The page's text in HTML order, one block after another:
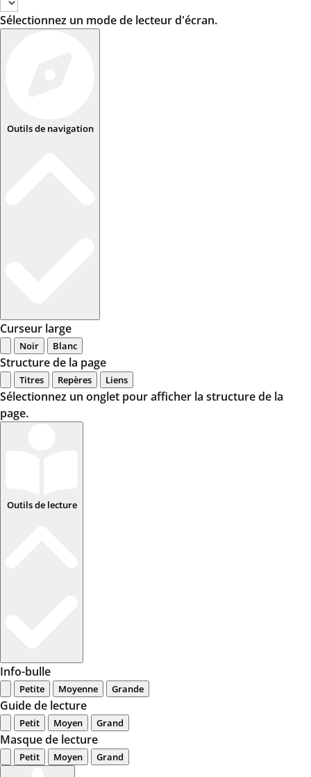
Sélectionnez un mode de lecteur d'écran.
Outils de navigation
Curseur large
Noir Blanc
Structure de la page
Titres Repères Liens
Sélectionnez un onglet pour afficher la structure de la
page.
Outils de lecture
Info-bulle
Petite Moyenne Grande
Guide de lecture
Petit Moyen Grand
Masque de lecture
Petit Moyen Grand